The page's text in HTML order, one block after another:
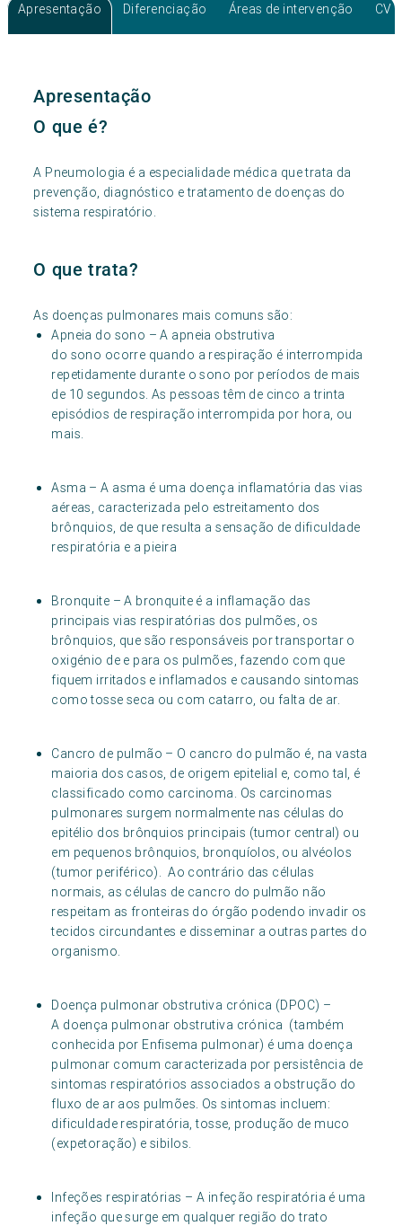
Apresentação Diferenciação Áreas de intervenção CV
Apresentação
O que é?
A Pneumologia é a especialidade médica que trata da
prevenção, diagnóstico e tratamento de doenças do
sistema respiratório.
O que trata?
As doenças pulmonares mais comuns são:
Apneia do sono – A apneia obstrutiva
do sono ocorre quando a respiração é interrompida
repetidamente durante o sono por períodos de mais
de 10 segundos. As pessoas têm de cinco a trinta
episódios de respiração interrompida por hora, ou
mais.
Asma – A asma é uma doença inflamatória das vias
aéreas, caracterizada pelo estreitamento dos
brônquios, de que resulta a sensação de dificuldade
respiratória e a pieira
Bronquite – A bronquite é a inflamação das
principais vias respiratórias dos pulmões, os
brônquios, que são responsáveis por transportar o
oxigénio de e para os pulmões, fazendo com que
fiquem irritados e inflamados e causando sintomas
como tosse seca ou com catarro, ou falta de ar.
Cancro de pulmão – O cancro do pulmão é, na vasta
maioria dos casos, de origem epitelial e, como tal, é
classificado como carcinoma. Os carcinomas
pulmonares surgem normalmente nas células do
epitélio dos brônquios principais (tumor central) ou
em pequenos brônquios, bronquíolos, ou alvéolos
(tumor periférico). Ao contrário das células
normais, as células de cancro do pulmão não
respeitam as fronteiras do órgão podendo invadir os
tecidos circundantes e disseminar a outras partes do
organismo.
Doença pulmonar obstrutiva crónica (DPOC) –
A doença pulmonar obstrutiva crónica (também
conhecida por Enfisema pulmonar) é uma doença
pulmonar comum caracterizada por persistência de
sintomas respiratórios associados a obstrução do
fluxo de ar aos pulmões. Os sintomas incluem:
dificuldade respiratória, tosse, produção de muco
(expetoração) e sibilos.
Infeções respiratórias – A infeção respiratória é uma
infeção que surge em qualquer região do trato